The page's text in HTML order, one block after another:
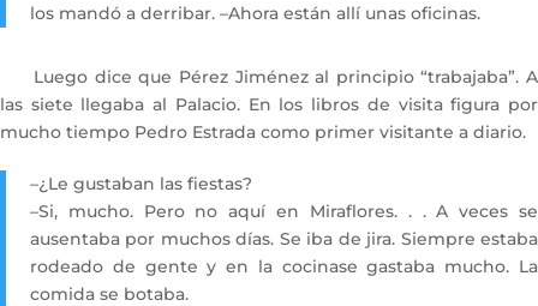
los mandó a derribar. –Ahora están allí unas oficinas.
Luego dice que Pérez Jiménez al principio “trabajaba”. A
las siete llegaba al Palacio. En los libros de visita figura por
mucho tiempo Pedro Estrada como primer visitante a diario.
–¿Le gustaban las fiestas?
–Si, mucho. Pero no aquí en Miraflores. . . A veces se
ausentaba por muchos días. Se iba de jira. Siempre estaba
rodeado de gente y en la cocinase gastaba mucho. La
comida se botaba.